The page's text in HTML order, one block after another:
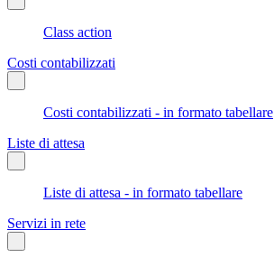
Class action
Costi contabilizzati
Costi contabilizzati - in formato tabellare
Liste di attesa
Liste di attesa - in formato tabellare
Servizi in rete